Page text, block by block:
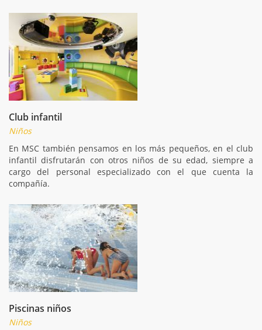
Club infantil
Niños
En MSC también pensamos en los más pequeños, en el club
infantil disfrutarán con otros niños de su edad, siempre a
cargo del personal especializado con el que cuenta la
compañía.
Piscinas niños
Niños